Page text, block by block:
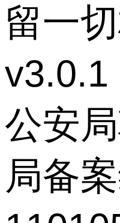
留一切
v3.0.1
公安
局备